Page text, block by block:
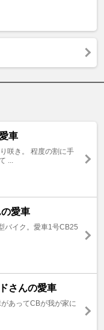
車
咲き。 程度の割に手
...
愛車
バイク。愛車1号CB25
さんの愛車
あってCBが我が家に